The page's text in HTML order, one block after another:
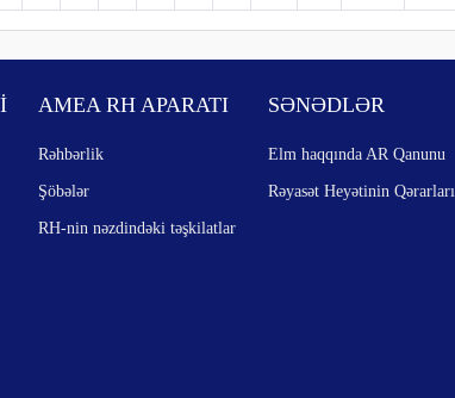
AMEA RH APARATI
Rəhbərlik
Şöbələr
RH-nin nəzdindəki təşkilatlar
SƏNƏDLƏR
Elm haqqında AR Qanunu
Rəyasət Heyətinin Qərarları